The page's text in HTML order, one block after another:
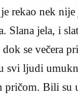
rekao nek
Slana jela, i
se večera
svi ljudi
Bili su